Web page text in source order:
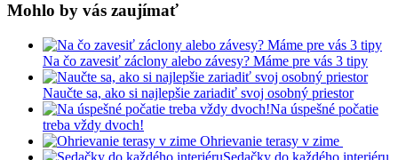
Mohlo by vás zaujímať
Na čo zavesiť záclony alebo závesy? Máme pre vás 3 tipy
Naučte sa, ako si najlepšie zariadiť svoj osobný priestor
Na úspešné počatie
treba vždy dvoch!
Ohrievanie terasy v zime
Sedačky do každého interiéru